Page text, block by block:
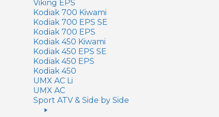
Viking EPS
Kodiak 700 Kiwami
Kodiak 700 EPS SE
Kodiak 700 EPS
Kodiak 450 Kiwami
Kodiak 450 EPS SE
Kodiak 450 EPS
Kodiak 450
UMX AC Li
UMX AC
Sport ATV & Side by Side